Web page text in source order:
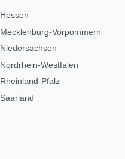
Hessen
Mecklenburg-Vorpommern
Niedersachsen
Nordrhein-Westfalen
Rheinland-Pfalz
Saarland